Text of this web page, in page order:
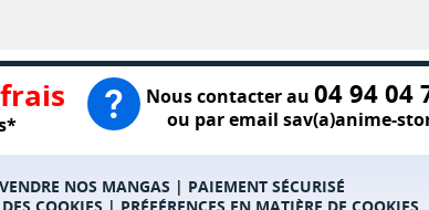
Nous contacter au 04 94 04
ou par email sav(a)anime-
VENDRE NOS MANGAS | PAIEMENT SÉCURISÉ